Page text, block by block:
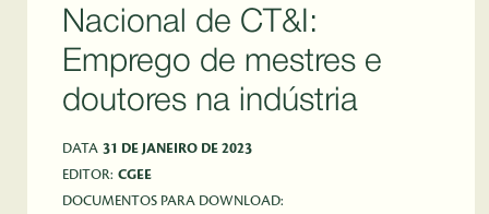
Nacional de CT&I:
Emprego de mestres e
doutores na indústria
DATA 31 DE JANEIRO DE 2023
EDITOR: CGEE
DOCUMENTOS PARA DOWNLOAD: